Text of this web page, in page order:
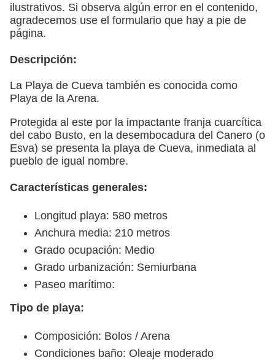
ilustrativos. Si observa algún error en el contenido,
agradecemos use el formulario que hay a pie de
página.
Descripción:
La Playa de Cueva también es conocida como
Playa de la Arena.
Protegida al este por la impactante franja cuarcítica
del cabo Busto, en la desembocadura del Canero (o
Esva) se presenta la playa de Cueva, inmediata al
pueblo de igual nombre.
Características generales:
Longitud playa: 580 metros
Anchura media: 210 metros
Grado ocupación: Medio
Grado urbanización: Semiurbana
Paseo marítimo:
Tipo de playa:
Composición: Bolos / Arena
Condiciones baño: Oleaje moderado